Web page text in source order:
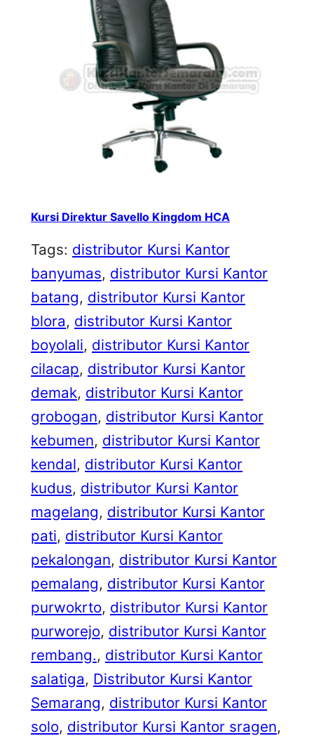
Kursi Direktur Savello Kingdom HCA
Tags: distributor Kursi Kantor
banyumas, distributor Kursi Kantor
batang, distributor Kursi Kantor
blora, distributor Kursi Kantor
boyolali, distributor Kursi Kantor
cilacap, distributor Kursi Kantor
demak, distributor Kursi Kantor
grobogan, distributor Kursi Kantor
kebumen, distributor Kursi Kantor
kendal, distributor Kursi Kantor
kudus, distributor Kursi Kantor
magelang, distributor Kursi Kantor
pati, distributor Kursi Kantor
pekalongan, distributor Kursi Kantor
pemalang, distributor Kursi Kantor
purwokrto, distributor Kursi Kantor
purworejo, distributor Kursi Kantor
rembang., distributor Kursi Kantor
salatiga, Distributor Kursi Kantor
Semarang, distributor Kursi Kantor
solo, distributor Kursi Kantor sragen